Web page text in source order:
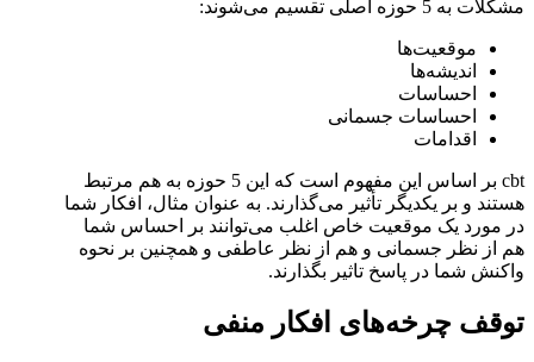
مشکلات به 5 حوزه اصلی تقسیم می‌شوند:
موقعیت‌ها
اندیشه‌ها
احساسات
احساسات جسمانی
اقدامات
cbt بر اساس این مفهوم است که این 5 حوزه به هم مرتبط
هستند و بر یکدیگر تأثیر می‌گذارند. به عنوان مثال، افکار شما
در مورد یک موقعیت خاص اغلب می‌توانند بر احساس شما
هم از نظر جسمانی و هم از نظر عاطفی و همچنین بر نحوه
واکنش شما در پاسخ تاثیر بگذارند.
توقف چرخه‌های افکار منفی